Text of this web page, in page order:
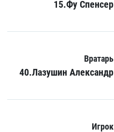
15.Фу Спенсер
Вратарь
40.Лазушин Александр
Игрок